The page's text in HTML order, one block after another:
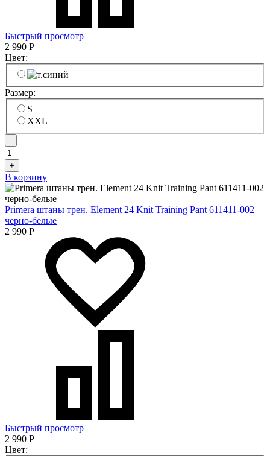
Быстрый просмотр
2 990 Р
Цвет:
Размер:
S
XXL
-
+
В корзину
Primera штаны трен. Element 24 Knit Training Pant 611411-002
черно-белые
2 990 Р
Быстрый просмотр
2 990 Р
Цвет: